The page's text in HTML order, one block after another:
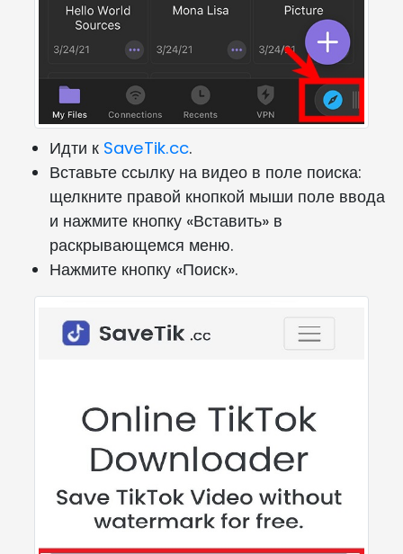
Идти к SaveTik.cc.
Вставьте ссылку на видео в поле поиска:
щелкните правой кнопкой мыши поле ввода
и нажмите кнопку «Вставить» в
раскрывающемся меню.
Нажмите кнопку «Поиск».